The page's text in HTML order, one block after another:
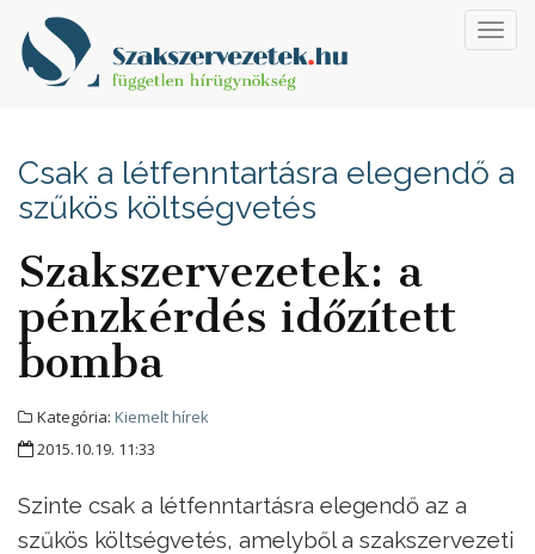
Csak a létfenntartásra elegendő a
szűkös költségvetés
Szakszervezetek: a
pénzkérdés időzített
bomba
Kategória: Kiemelt hírek
2015.10.19. 11:33
Szinte csak a létfenntartásra elegendő az a
szűkös költségvetés, amelyből a szakszervezeti